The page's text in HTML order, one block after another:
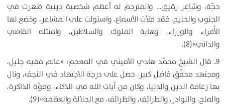
حجّة، وشاعر رقيق… والمترجم له أعظم شخصية دينية ظهرت في
الجنوب والخليج، فقد ملأت الأسماع، واستولت على المشاعر، وخضع لها
الأُمراء والوزراء، وهابة الملوك والسلاطين، وامتثله القاصي
والداني»(8).
9ـ قال الشيخ محمّد هادي الأميني في المعجم: «عالم فقيه جليل،
ومجتهد محقّق فاضل كبير، حصل على درجة الاجتهاد في النجف، ونال
بها زعامة الدين والدنيا، وكان من آيات الله في الذكاء، وقوّة الذاكرة،
والملح، والنوادر، والطرائف، والظرائف، مع الجلالة والعظمة»(9).